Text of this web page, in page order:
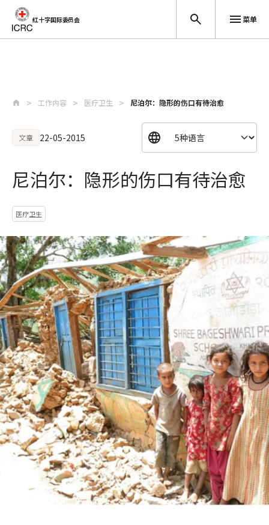
红十字国际委员会 菜单
工作内容 医疗卫生 尼泊尔：隐形的伤口有待治愈
文章 22-05-2015
尼泊尔：隐形的伤口有待治愈
医疗卫生